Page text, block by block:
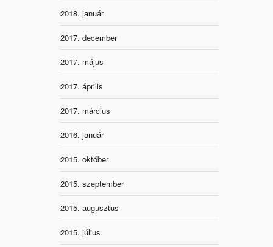
2018. január
2017. december
2017. május
2017. április
2017. március
2016. január
2015. október
2015. szeptember
2015. augusztus
2015. július